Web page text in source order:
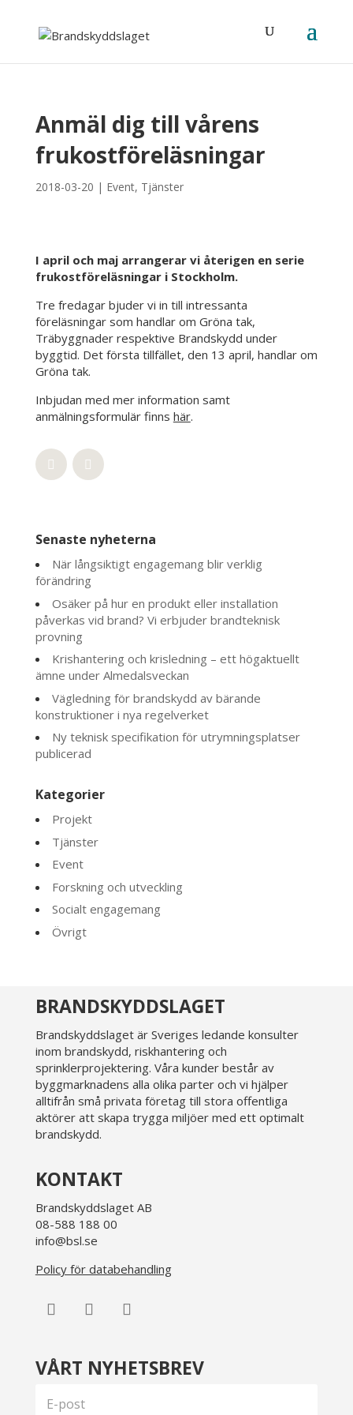
Anmäl dig till vårens
frukostföreläsningar
2018-03-20 | Event, Tjänster
I april och maj arrangerar vi återigen en serie
frukostföreläsningar i Stockholm.
Tre fredagar bjuder vi in till intressanta
föreläsningar som handlar om Gröna tak,
Träbyggnader respektive Brandskydd under
byggtid. Det första tillfället, den 13 april, handlar om
Gröna tak.
Inbjudan med mer information samt
anmälningsformulär finns här.
Senaste nyheterna
När långsiktigt engagemang blir verklig
förändring
Osäker på hur en produkt eller installation
påverkas vid brand? Vi erbjuder brandteknisk
provning
Krishantering och krisledning – ett högaktuellt
ämne under Almedalsveckan
Vägledning för brandskydd av bärande
konstruktioner i nya regelverket
Ny teknisk specifikation för utrymningsplatser
publicerad
Kategorier
Projekt
Tjänster
Event
Forskning och utveckling
Socialt engagemang
Övrigt
BRANDSKYDDSLAGET
Brandskyddslaget är Sveriges ledande konsulter
inom brandskydd, riskhantering och
sprinklerprojektering. Våra kunder består av
byggmarknadens alla olika parter och vi hjälper
alltifrån små privata företag till stora offentliga
aktörer att skapa trygga miljöer med ett optimalt
brandskydd.
KONTAKT
Brandskyddslaget AB
08-588 188 00
info@bsl.se
Policy för databehandling
VÅRT NYHETSBREV